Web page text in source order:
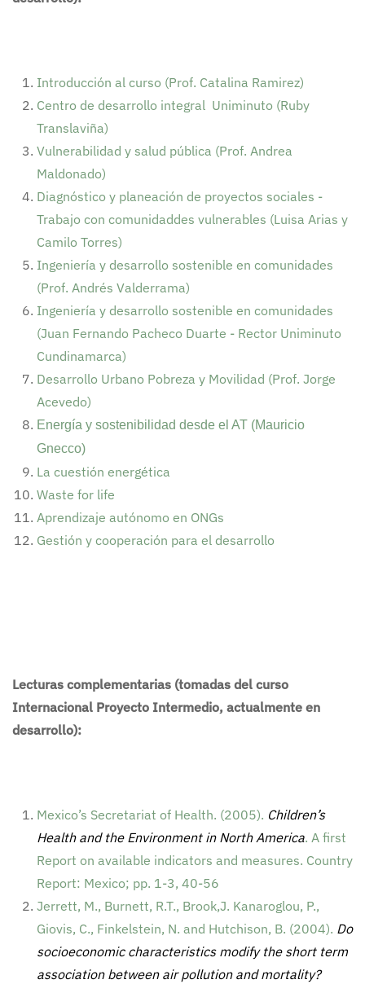
Introducción al curso (Prof. Catalina Ramirez)
Centro de desarrollo integral Uniminuto (Ruby
Translaviña)
Vulnerabilidad y salud pública (Prof. Andrea
Maldonado)
Diagnóstico y planeación de proyectos sociales -
Trabajo con comunidaddes vulnerables (Luisa Arias y
Camilo Torres)
Ingeniería y desarrollo sostenible en comunidades
(Prof. Andrés Valderrama)
Ingeniería y desarrollo sostenible en comunidades
(Juan Fernando Pacheco Duarte - Rector Uniminuto
Cundinamarca)
Desarrollo Urbano Pobreza y Movilidad (Prof. Jorge
Acevedo)
Energía y sostenibilidad desde el AT (Mauricio
Gnecco)
La cuestión energética
Waste for life
Aprendizaje autónomo en ONGs
Gestión y cooperación para el desarrollo
Lecturas complementarias (tomadas del curso
Internacional Proyecto Intermedio, actualmente en
desarrollo):
Mexico’s Secretariat of Health. (2005). Children’s
Health and the Environment in North America. A first
Report on available indicators and measures. Country
Report: Mexico; pp. 1-3, 40-56
Jerrett, M., Burnett, R.T., Brook,J. Kanaroglou, P.,
Giovis, C., Finkelstein, N. and Hutchison, B. (2004). Do
socioeconomic characteristics modify the short term
association between air pollution and mortality?